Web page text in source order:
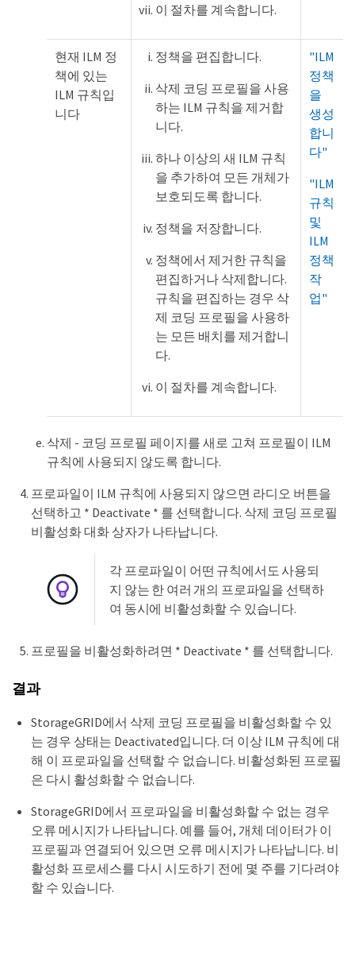
이 절차를 계속합니다.
현재 ILM 정
책에 있는
ILM 규칙입
니다
정책을 편집합니다.
삭제 코딩 프로필을 사용
하는 ILM 규칙을 제거합
니다.
하나 이상의 새 ILM 규칙
을 추가하여 모든 개체가
보호되도록 합니다.
정책을 저장합니다.
정책에서 제거한 규칙을
편집하거나 삭제합니다.
규칙을 편집하는 경우 삭
제 코딩 프로필을 사용하
는 모든 배치를 제거합니
다.
이 절차를 계속합니다.
"ILM
정책
을
생성
합니
다"
"ILM
규칙
및
ILM
정책
작
업"
삭제 - 코딩 프로필 페이지를 새로 고쳐 프로필이 ILM
규칙에 사용되지 않도록 합니다.
프로파일이 ILM 규칙에 사용되지 않으면 라디오 버튼을
선택하고 * Deactivate * 를 선택합니다. 삭제 코딩 프로필
비활성화 대화 상자가 나타납니다.
각 프로파일이 어떤 규칙에서도 사용되
지 않는 한 여러 개의 프로파일을 선택하
여 동시에 비활성화할 수 있습니다.
프로필을 비활성화하려면 * Deactivate * 를 선택합니다.
결과
StorageGRID에서 삭제 코딩 프로필을 비활성화할 수 있
는 경우 상태는 Deactivated입니다. 더 이상 ILM 규칙에 대
해 이 프로파일을 선택할 수 없습니다. 비활성화된 프로필
은 다시 활성화할 수 없습니다.
StorageGRID에서 프로파일을 비활성화할 수 없는 경우
오류 메시지가 나타납니다. 예를 들어, 개체 데이터가 이
프로필과 연결되어 있으면 오류 메시지가 나타납니다. 비
활성화 프로세스를 다시 시도하기 전에 몇 주를 기다려야
할 수 있습니다.